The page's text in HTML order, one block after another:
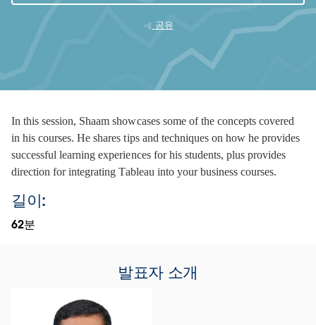
공유
In this session, Shaam showcases some of the concepts covered
in his courses. He shares tips and techniques on how he provides
successful learning experiences for his students, plus provides
direction for integrating Tableau into your business courses.
길이:
62분
발표자 소개